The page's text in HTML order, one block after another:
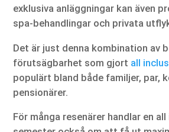
exklusiva anläggningar kan även
spa-behandlingar och privata
Det är just denna kombination av
förutsägbarhet som gjort all
populärt bland både familjer, par,
pensionärer.
För många resenärer handlar en